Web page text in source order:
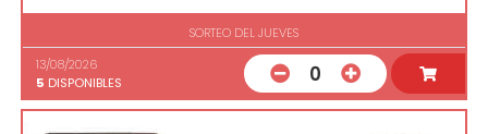
SORTEO DEL JUEVES
13/08/2026
5 DISPONIBLES 0